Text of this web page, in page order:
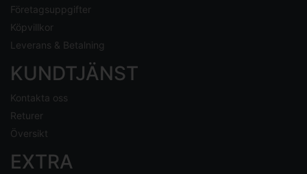
Företagsuppgifter
Köpvillkor
Leverans & Betalning
KUNDTJÄNST
Kontakta oss
Returer
Översikt
EXTRA